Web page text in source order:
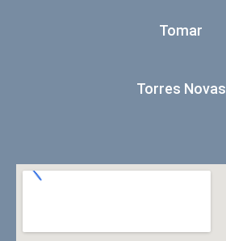
Tomar
Torres Novas